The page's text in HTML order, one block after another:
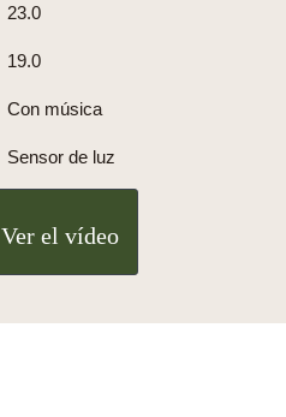
23.0
19.0
Con música
Sensor de luz
Ver el vídeo